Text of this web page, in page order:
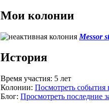
Мои колонии
Messor
История
Время участия: 5 лет
Колонии: Посмотреть события
Блог: Просмотреть последние